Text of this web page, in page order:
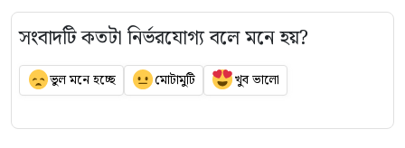
সংবাদটি কতটা নির্ভরযোগ্য বলে মনে হয়?
ভুল মনে হচ্ছে মোটামুটি খুব ভালো